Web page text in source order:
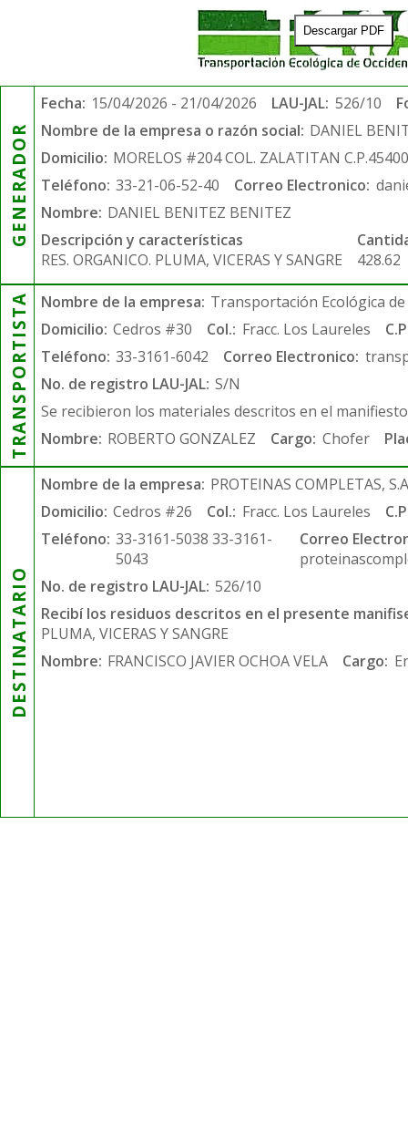
Descargar PDF
GENERADOR
Fecha: 15/04/2026 - 21/04/2026 LAU-JAL: 526/10
Nombre de la empresa o razón social: DANIEL
Domicilio: MORELOS #204 COL. ZALATITAN
Teléfono: 33-21-06-52-40 Correo Electronico:
Nombre: DANIEL BENITEZ BENITEZ
Descripción y características
RES. ORGANICO. PLUMA, VICERAS Y SANGRE
428.62
TRANSPORTISTA Nombre de la empresa: Transportación Ecológica de
Domicilio: Cedros #30 Col.: Fracc. Los Laureles
Teléfono: 33-3161-6042 Correo Electronico:
No. de registro LAU-JAL: S/N
Se recibieron los materiales descritos en el
Nombre: ROBERTO GONZALEZ Cargo: Chofer
DESTINATARIO
Nombre de la empresa: PROTEINAS COMPLETAS,
Domicilio: Cedros #26 Col.: Fracc. Los Laureles
Teléfono: 33-3161-5038 33-3161-
5043
Correo
No. de registro LAU-JAL: 526/10
Recibí los residuos descritos en el presente
PLUMA, VICERAS Y SANGRE
Nombre: FRANCISCO JAVIER OCHOA VELA Cargo: